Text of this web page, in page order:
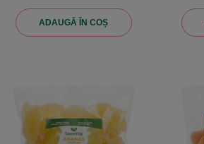
ADAUGĂ ÎN COȘ